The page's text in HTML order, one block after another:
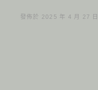
發佈於 2025 年 4 月 27